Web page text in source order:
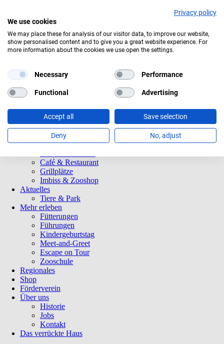
Aktuelles Wetter:
Navigation
überspringen
Informationen
Öffnungszeiten
Saisonkarten
Besuch mit Beeinträchtigungen
Veranstaltungen
Spenden
Barrierefreiheit
Tiere und Park
Tierlexikon
Tierparkplan
Café & Restaurant
Grillplätze
Imbiss & Zooshop
Aktuelles
Tiere & Park
Mehr erleben
Fütterungen
Führungen
Kindergeburtstag
Meet-and-Greet
Escape on Tour
Zooschule
Regionales
Shop
Förderverein
Über uns
Historie
Jobs
Kontakt
Das verrückte Haus
Privacy policy
We use cookies
We may place these for analysis of our visitor data, to improve our website,
show personalised content and to give you a great website experience. For
more information about the cookies we use open the settings.
Necessary Performance
Functional Advertising
Accept all Save selection
Deny No, adjust